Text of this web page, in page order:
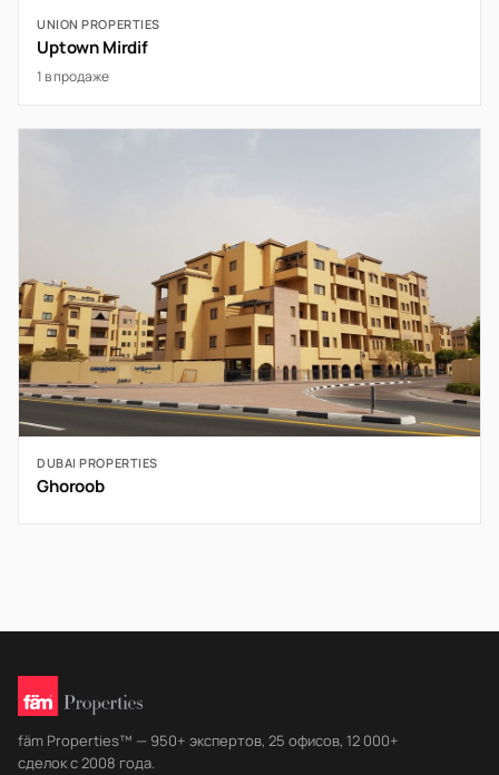
UNION PROPERTIES
Uptown Mirdif
1 в продаже
DUBAI PROPERTIES
Ghoroob
fäm Properties™ — 950+ экспертов, 25 офисов, 12 000+
сделок с 2008 года.